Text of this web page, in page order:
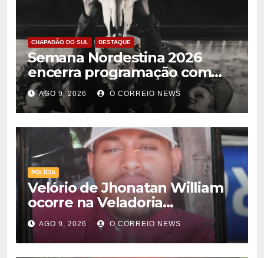
CHAPADÃO DO SUL DESTAQUE
Semana Nordestina 2026
encerra programação com
grande festa e valorização da
cultura em Chapadão do Sul
AGO 9, 2026 O CORREIO NEWS
POLÍCIA
Velório de Jhonatan William
ocorre na Veladoria
Municipal; sepultamento será
nesta segunda-feira
AGO 9, 2026 O CORREIO NEWS